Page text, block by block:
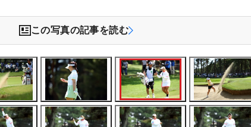
この写真の記事を読む